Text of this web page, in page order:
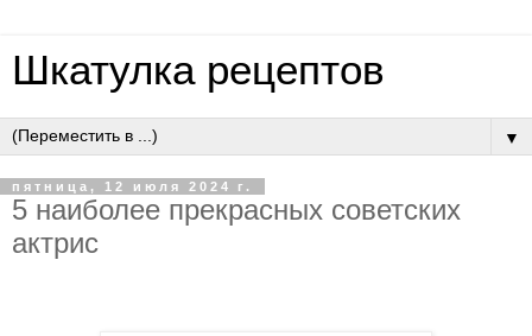
Шкатулка рецептов
▼
пятница, 12 июля 2024 г.
5 наиболее прекрасных советских
актрис